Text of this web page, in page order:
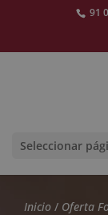
91
Seleccionar
Inicio / Oferta